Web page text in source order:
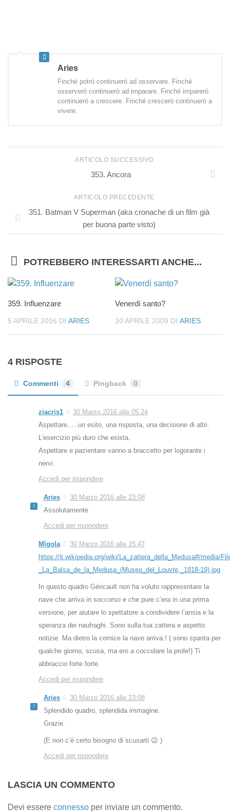
Aries
Finché potrò continuerò ad osservare. Finché
osserverò continuerò ad imparare. Finché imparerò
continuerò a crescere. Finché crescerò continuerò a
vivere.
ARTICOLO SUCCESSIVO
353. Ancora
ARTICOLO PRECEDENTE
351. Batman V Superman (aka cronache di un film già
per buona parte visto)
POTREBBERO INTERESSARTI ANCHE...
359. Influenzare
5 APRILE 2016 DI ARIES
Venerdì santo?
10 APRILE 2009 DI ARIES
4 RISPOSTE
Commenti 4 Pingback 0
ziacris1
30 Marzo 2016 alle 05:24
Aspettare…..un esito, una risposta, una decisione di altri.
L’esercizio più duro che esista.
Aspettare e pazientare vanno a braccetto per logorante i
nervi.
Accedi per rispondere
Aries
30 Marzo 2016 alle 23:08
Assolutamente
Accedi per rispondere
Mìgola
30 Marzo 2016 alle 15:47
https://it.wikipedia.org/wiki/La_zattera_della_Medusa#/media/
_La_Balsa_de_la_Medusa_(Museo_del_Louvre,_1818-19).jpg
In questo quadro Géricault non ha voluto rappresentare la
nave che arriva in soccorso e che pure c’era in una prima
versione, per aiutare lo spettatore a condividere l’ansia e la
speranza dei naufraghi. Sono sulla tua zattera e aspetto
notizie. Ma dietro la cornice la nave arriva.! ( sono sparita per
qualche giorno, scusa, ma ero a coccolare la prole!) Ti
abbraccio forte forte.
Accedi per rispondere
Aries
30 Marzo 2016 alle 23:08
Splendido quadro, splendida immagine.
Grazie.
(E non c’è certo bisogno di scusarti 😉 )
Accedi per rispondere
LASCIA UN COMMENTO
Devi essere connesso per inviare un commento.